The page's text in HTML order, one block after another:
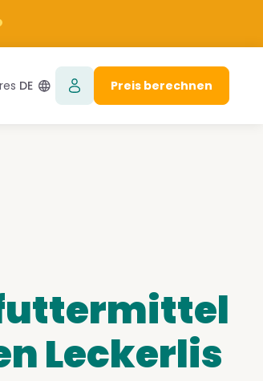
DE Preis berechnen
Leckerlis